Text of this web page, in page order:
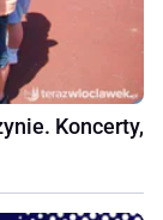
Koncerty,